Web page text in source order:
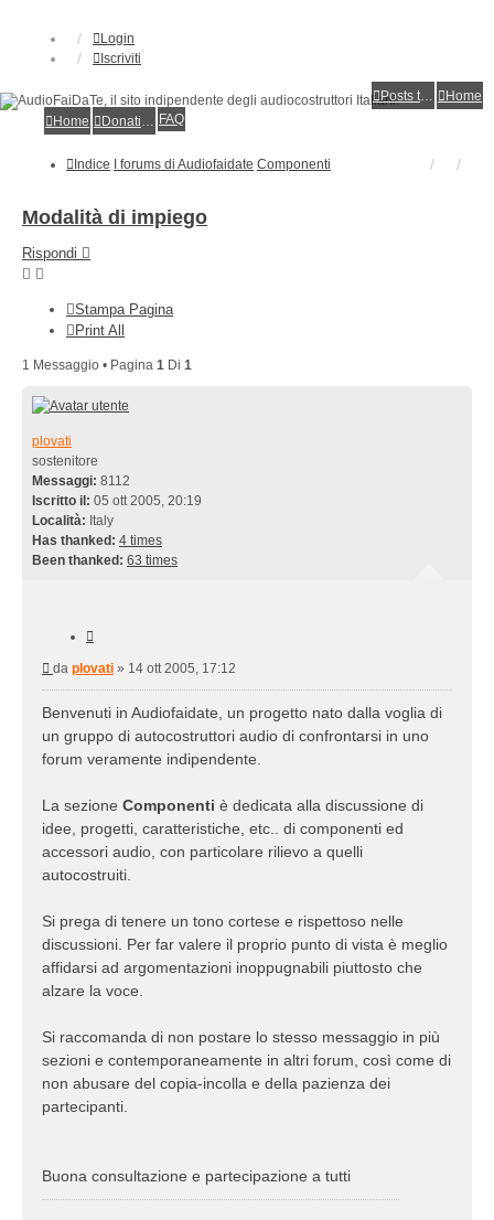
Login
Iscriviti
Posts toplist
Home
Home
Donations FAQ
Indice I forums di Audiofaidate Componenti
Modalità di impiego
Rispondi
Stampa Pagina
Print All
1 Messaggio • Pagina 1 Di 1
plovati
sostenitore
Messaggi: 8112
Iscritto il: 05 ott 2005, 20:19
Località: Italy
Has thanked: 4 times
Been thanked: 63 times
Messaggio
da plovati » 14 ott 2005, 17:12
Benvenuti in Audiofaidate, un progetto nato dalla voglia di
un gruppo di autocostruttori audio di confrontarsi in uno
forum veramente indipendente.
La sezione Componenti è dedicata alla discussione di
idee, progetti, caratteristiche, etc.. di componenti ed
accessori audio, con particolare rilievo a quelli
autocostruiti.
Si prega di tenere un tono cortese e rispettoso nelle
discussioni. Per far valere il proprio punto di vista è meglio
affidarsi ad argomentazioni inoppugnabili piuttosto che
alzare la voce.
Si raccomanda di non postare lo stesso messaggio in più
sezioni e contemporaneamente in altri forum, così come di
non abusare del copia-incolla e della pazienza dei
partecipanti.
Buona consultazione e partecipazione a tutti